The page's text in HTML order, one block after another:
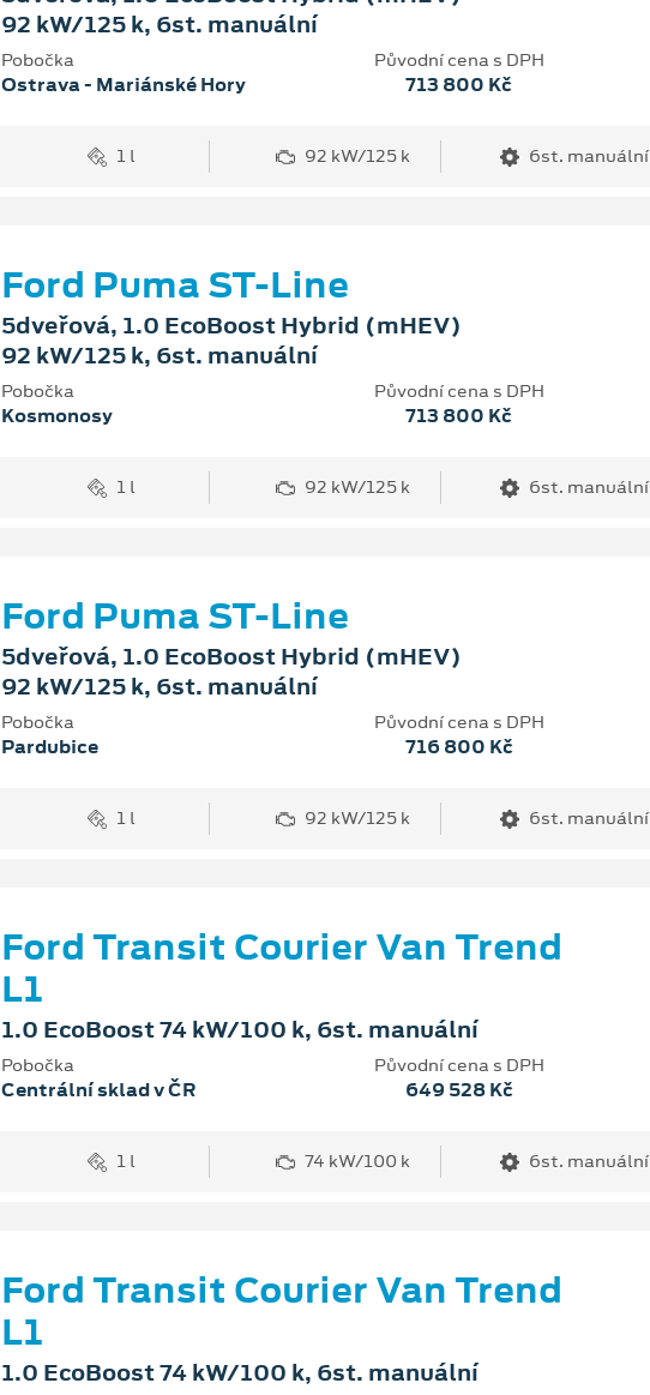
92 kW/125 k, 6st. manuální
Pobočka
Ostrava - Mariánské Hory
Původní cena s DPH
713 800 Kč
1 l 92 kW/125 k 6st. manuální
Ford Puma ST-Line
5dveřová, 1.0 EcoBoost Hybrid (mHEV)
92 kW/125 k, 6st. manuální
Pobočka
Kosmonosy
Původní cena s DPH
713 800 Kč
1 l 92 kW/125 k 6st. manuální
Ford Puma ST-Line
5dveřová, 1.0 EcoBoost Hybrid (mHEV)
92 kW/125 k, 6st. manuální
Pobočka
Pardubice
Původní cena s DPH
716 800 Kč
1 l 92 kW/125 k 6st. manuální
Ford Transit Courier Van Trend
L1
1.0 EcoBoost 74 kW/100 k, 6st. manuální
Pobočka
Centrální sklad v ČR
Původní cena s DPH
649 528 Kč
1 l 74 kW/100 k 6st. manuální
Ford Transit Courier Van Trend
L1
1.0 EcoBoost 74 kW/100 k, 6st. manuální